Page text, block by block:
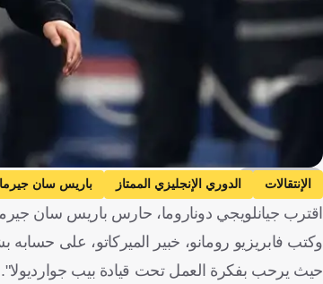
Getty Images
الإنتقالات الدوري الإنجليزي الممتاز باريس سان
اقترب جيانلويجي دوناروما، حارس باريس سان
وكتب فابريزيو رومانو، خبير الميركاتو، على
حيث يرحب بفكرة العمل تحت قيادة بيب جوارديولا".